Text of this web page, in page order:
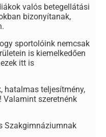
valós betegellátási
bizonyítanak,
sportolóink nemcsak
is kiemelkedően
itt is
hatalmas teljesítmény,
Valamint szeretnénk
Szakgimnáziumnak